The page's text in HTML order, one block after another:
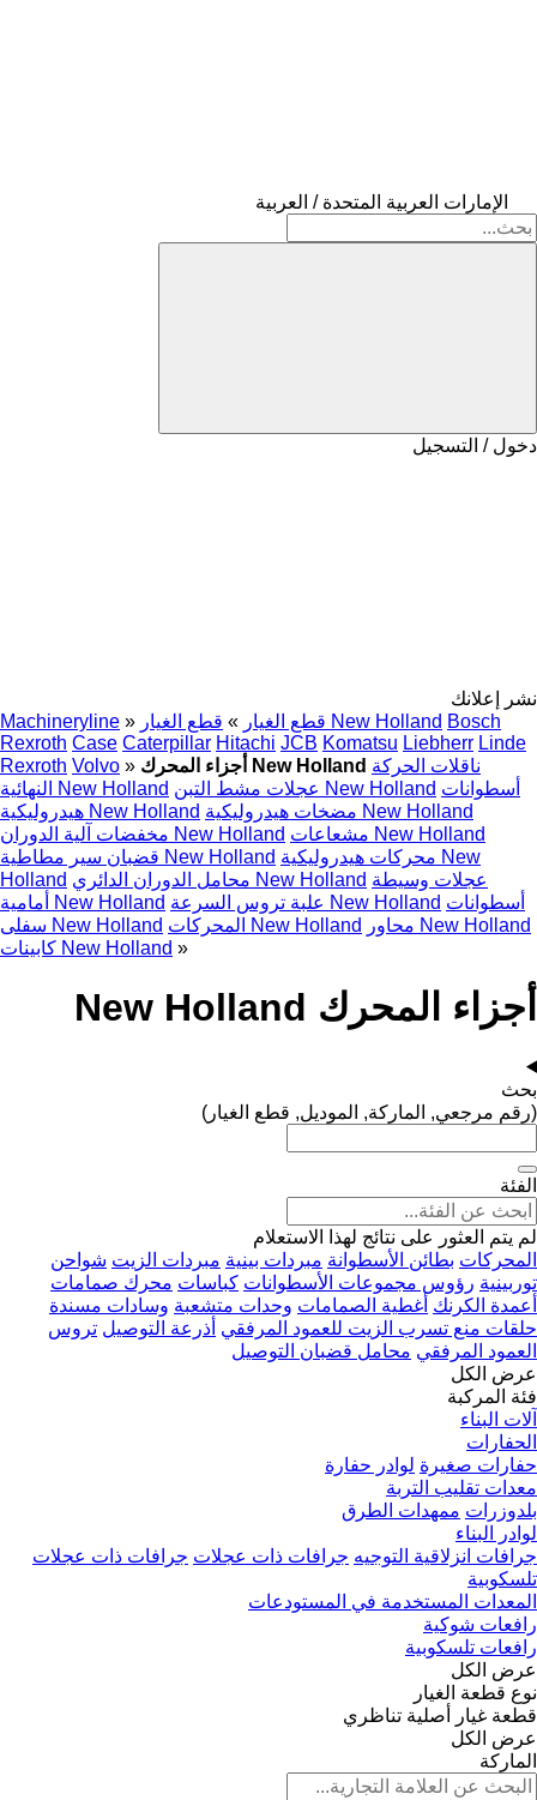
الإمارات العربية المتحدة / العربية
دخول / التسجيل
نشر إعلانك
Machineryline » قطع الغيار » قطع الغيار New Holland Bosch
Rexroth Case Caterpillar Hitachi JCB Komatsu Liebherr Linde
Rexroth Volvo » أجزاء المحرك New Holland ناقلات الحركة
النهائية New Holland
عجلات مشط التبن New Holland أسطوانات
هيدروليكية New Holland
مضخات هيدروليكية New Holland
مخفضات آلية الدوران New Holland
مشعاعات New Holland
قضبان سير مطاطية New Holland محركات هيدروليكية New
Holland
محامل الدوران الدائري New Holland عجلات وسيطة
أمامية New Holland
علبة تروس السرعة New Holland أسطوانات
سفلى New Holland
المحركات New Holland
محاور New Holland
كابينات New Holland »
أجزاء المحرك New Holland
بحث
(رقم مرجعي, الماركة, الموديل, قطع الغيار)
الفئة
لم يتم العثور على نتائج لهذا الاستعلام
المحركات بطائن الأسطوانة مبردات بينية مبردات الزيت شواحن
توربينية رؤوس مجموعات الأسطوانات كباسات محرك صمامات
أعمدة الكرنك أغطية الصمامات وحدات متشعبة وسادات مسندة
حلقات منع تسرب الزيت للعمود المرفقي أذرعة التوصيل تروس
العمود المرفقي محامل قضبان التوصيل
عرض الكل
فئة المركبة
آلات البناء
الحفارات
حفارات صغيرة لوادر حفارة
معدات تقليب التربة
بلدوزرات ممهدات الطرق
لوادر البناء
جرافات انزلاقية التوجيه جرافات ذات عجلات جرافات ذات عجلات
تلسكوبية
المعدات المستخدمة في المستودعات
رافعات شوكية
رافعات تلسكوبية
عرض الكل
نوع قطعة الغيار
قطعة غيار أصلية تناظري
عرض الكل
الماركة